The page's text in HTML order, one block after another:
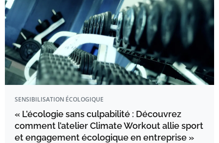
SENSIBILISATION ÉCOLOGIQUE
« L’écologie sans culpabilité : Découvrez
comment l’atelier Climate Workout allie sport
et engagement écologique en entreprise »